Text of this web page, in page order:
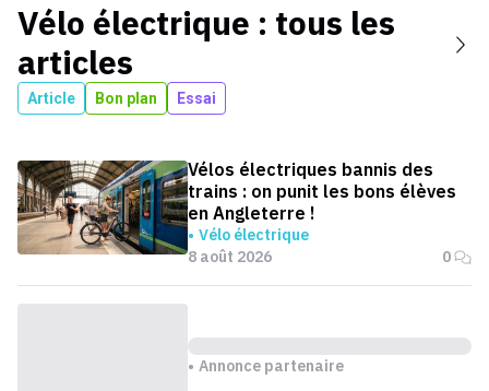
Vélo électrique : tous les
articles
Article Bon plan Essai
Vélos électriques bannis des
trains : on punit les bons élèves
en Angleterre !
Vélo électrique
8 août 2026
0
Annonce partenaire